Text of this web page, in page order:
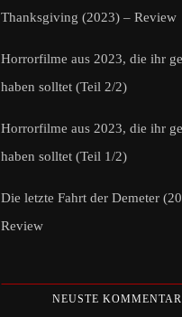
Thanksgiving (2023) – Review
Horrorfilme aus 2023, die ihr
haben solltet (Teil 2/2)
Horrorfilme aus 2023, die ihr
haben solltet (Teil 1/2)
Die letzte Fahrt der Demeter
Review
NEUSTE